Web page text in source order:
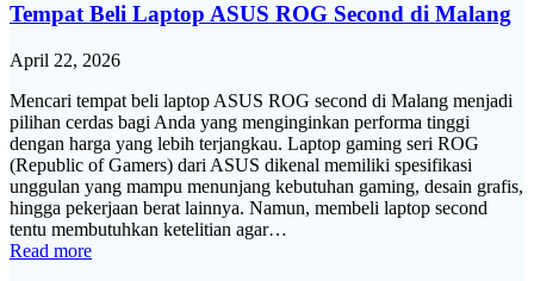
Tempat Beli Laptop ASUS ROG Second di Malang
April 22, 2026
Mencari tempat beli laptop ASUS ROG second di Malang menjadi
pilihan cerdas bagi Anda yang menginginkan performa tinggi
dengan harga yang lebih terjangkau. Laptop gaming seri ROG
(Republic of Gamers) dari ASUS dikenal memiliki spesifikasi
unggulan yang mampu menunjang kebutuhan gaming, desain grafis,
hingga pekerjaan berat lainnya. Namun, membeli laptop second
tentu membutuhkan ketelitian agar…
Read more